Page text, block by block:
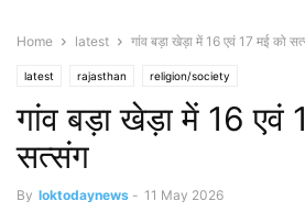
Home latest गांव बड़ा खेड़ा में 16 एवं 17 मई को
latest rajasthan religion/society
गांव बड़ा खेड़ा में 16 एवं
सत्संग
By loktodaynews - 11 May 2026